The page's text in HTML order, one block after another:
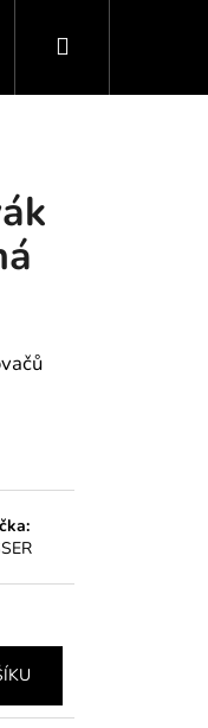
Nákupní